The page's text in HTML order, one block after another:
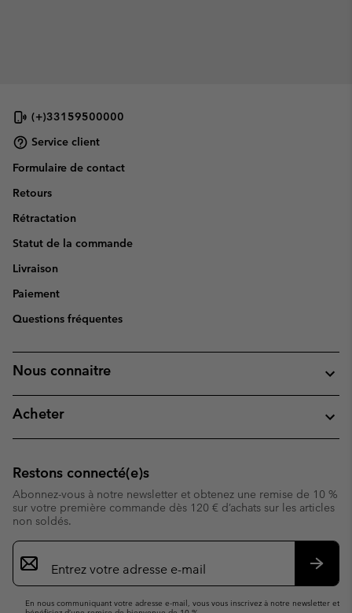
(+)33159500000
Service client
Formulaire de contact
Retours
Rétractation
Statut de la commande
Livraison
Paiement
Questions fréquentes
Nous connaitre
Acheter
Restons connecté(e)s
Abonnez-vous à notre newsletter et obtenez une remise de 10 %
sur votre première commande dès 120 € d’achats sur les articles
non soldés.
Inscription
par
e-
En nous communiquant votre adresse e-mail, vous vous inscrivez à notre newsletter et